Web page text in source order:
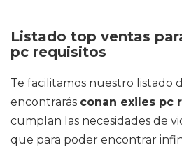
Listado top ventas
pc requisitos
Te facilitamos nuestro listado
encontrarás conan exiles pc
cumplan las necesidades de
que para poder encontrar